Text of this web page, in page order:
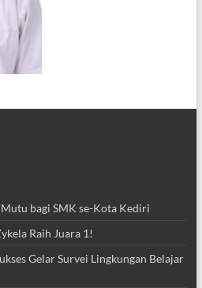
bagi SMK se-Kota Kediri
Raih Juara 1!
Gelar Survei Lingkungan Belajar